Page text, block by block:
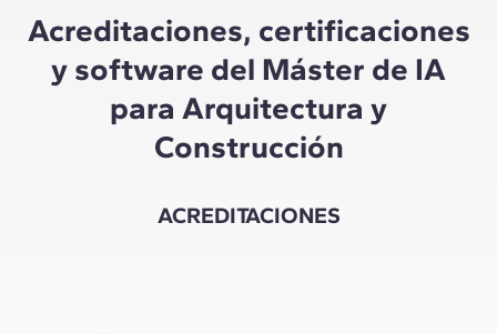
Acreditaciones, certificaciones
y software del Máster de IA
para Arquitectura y
Construcción
ACREDITACIONES